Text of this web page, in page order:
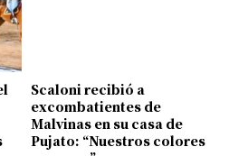
Scaloni recibió a
excombatientes de
Malvinas en su casa de
Pujato: “Nuestros colores